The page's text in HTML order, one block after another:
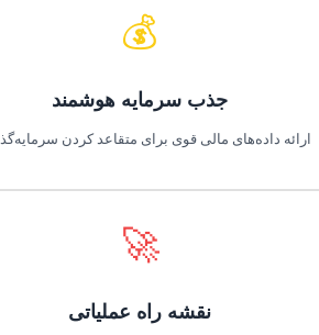
💰
جذب سرمایه هوشمند
ارائه داده‌های مالی قوی برای متقاعد کردن
🚀
نقشه راه عملیاتی